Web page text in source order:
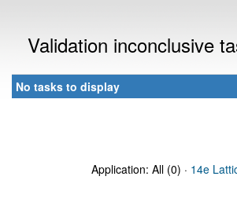
Validation inconclusive
No tasks to display
Application: All (0) · 14e